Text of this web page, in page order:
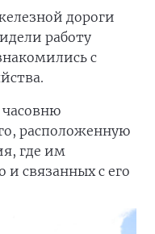
дороги
работу
с
расположенную
где им
и связанных с его